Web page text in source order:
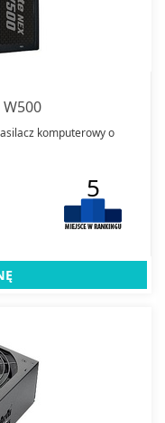
komputerowy o
5